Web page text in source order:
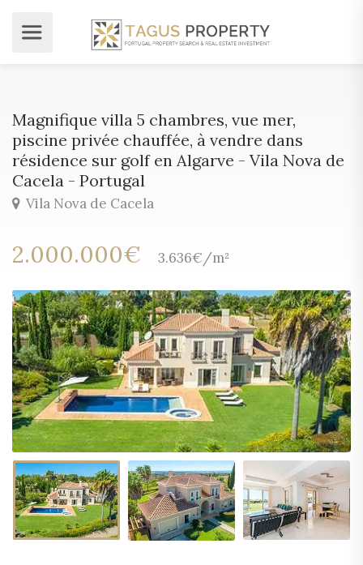
Magnifique villa 5 chambres, vue mer,
piscine privée chauffée, à vendre dans
résidence sur golf en Algarve - Vila Nova de
Cacela - Portugal
Vila Nova de Cacela
2.000.000€ 3.636€/m²